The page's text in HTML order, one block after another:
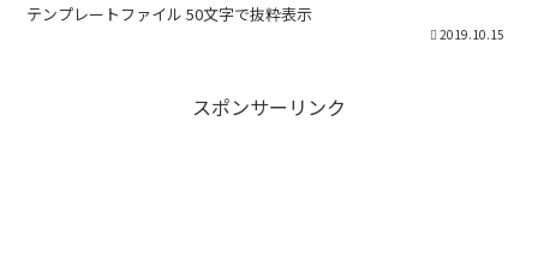
テンプレートファイル 50文字で抜粋表示
2019.10.15
スポンサーリンク